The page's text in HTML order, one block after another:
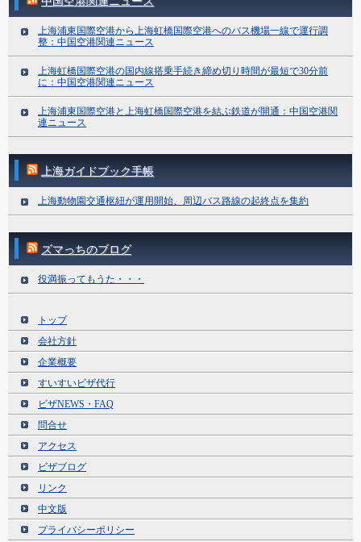
上海浦東国際空港から上海虹橋国際空港へのバス機場一線で運行調
整：中国空港関連ニュース
上海虹橋国際空港の国内線搭乗手続き締め切り時間が最短で30分前
に：中国空港関連ニュース
上海浦東国際空港と上海虹橋国際空港を結ぶ鉄道が開通：中国空港関
連ニュース
上海ガイドブック手帳
上海動物園交通枢紐が運用開始、周辺バス路線の起終点を集約
ズマっちのブログ
役満振ってもうた・・・
トップ
会社方針
企業概要
すいすいビザ代行
ビザNEWS・FAQ
問合せ
アクセス
ビザブログ
リンク
中文版
プライバシーポリシー